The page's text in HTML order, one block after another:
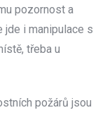
pozornost a
jde i manipulace s
třeba u
požárů jsou